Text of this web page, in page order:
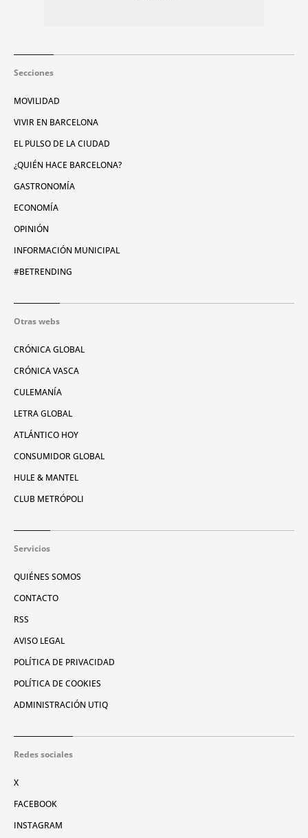
Secciones
MOVILIDAD
VIVIR EN BARCELONA
EL PULSO DE LA CIUDAD
¿QUIÉN HACE BARCELONA?
GASTRONOMÍA
ECONOMÍA
OPINIÓN
INFORMACIÓN MUNICIPAL
#BETRENDING
Otras webs
CRÓNICA GLOBAL
CRÓNICA VASCA
CULEMANÍA
LETRA GLOBAL
ATLÁNTICO HOY
CONSUMIDOR GLOBAL
HULE & MANTEL
CLUB METRÓPOLI
Servicios
QUIÉNES SOMOS
CONTACTO
RSS
AVISO LEGAL
POLÍTICA DE PRIVACIDAD
POLÍTICA DE COOKIES
ADMINISTRACIÓN UTIQ
Redes sociales
X
FACEBOOK
INSTAGRAM